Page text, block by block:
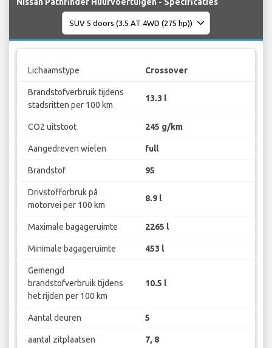
Lichaamstype Crossover
Brandstofverbruik tijdens
stadsritten per 100 km
13.3 l
CO2 uitstoot 245 g/km
Aangedreven wielen full
Brandstof 95
Drivstofforbruk på
motorvei per 100 km
8.9 l
Maximale bagageruimte 2265 l
Minimale bagageruimte 453 l
Gemengd
brandstofverbruik tijdens
het rijden per 100 km
10.5 l
Aantal deuren 5
aantal zitplaatsen 7, 8